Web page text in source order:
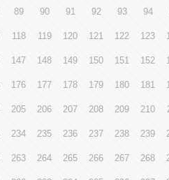
89 90 91 92 93 94
118 119 120 121 122 123
147 148 149 150 151 152
176 177 178 179 180 181
205 206 207 208 209 210
234 235 236 237 238 239
263 264 265 266 267 268